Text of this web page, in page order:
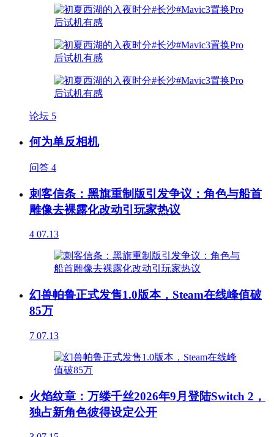
论坛 5
何为单反相机
问答 4
刺客信条：黑旗重制版引发争议：角色与船首
雕像去裸露化改动引玩家热议
4 07.13
幻兽帕鲁正式发售1.0版本，Steam在线峰值破
85万
7 07.13
火焰纹章：万缕千丝2026年9月登陆Switch 2，
独占新角色彼得设定公开